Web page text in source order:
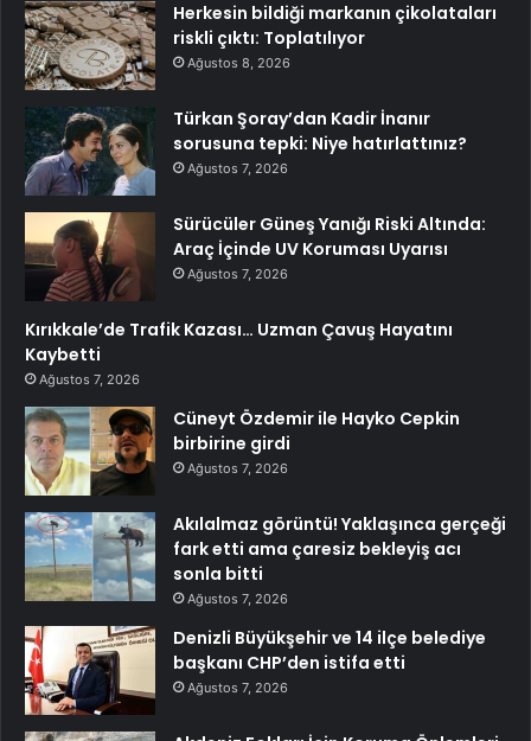
Herkesin bildiği markanın çikolataları
riskli çıktı: Toplatılıyor
Ağustos 8, 2026
Türkan Şoray’dan Kadir İnanır
sorusuna tepki: Niye hatırlattınız?
Ağustos 7, 2026
Sürücüler Güneş Yanığı Riski Altında:
Araç İçinde UV Koruması Uyarısı
Ağustos 7, 2026
Kırıkkale’de Trafik Kazası… Uzman Çavuş Hayatını
Kaybetti
Ağustos 7, 2026
Cüneyt Özdemir ile Hayko Cepkin
birbirine girdi
Ağustos 7, 2026
Akılalmaz görüntü! Yaklaşınca gerçeği
fark etti ama çaresiz bekleyiş acı
sonla bitti
Ağustos 7, 2026
Denizli Büyükşehir ve 14 ilçe belediye
başkanı CHP’den istifa etti
Ağustos 7, 2026